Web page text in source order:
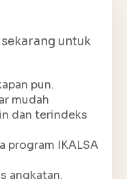
untuk
pun.
mudah
dan terindeks
program IKALSA
angkatan.